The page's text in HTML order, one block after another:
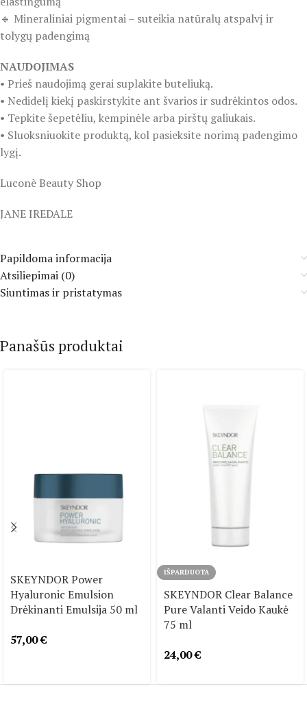
🔹 Mineraliniai pigmentai – suteikia natūralų atspalvį ir
tolygų padengimą
NAUDOJIMAS
• Prieš naudojimą gerai suplakite buteliuką.
• Nedidelį kiekį paskirstykite ant švarios ir sudrėkintos odos.
• Tepkite šepetėliu, kempinėle arba pirštų galiukais.
• Sluoksniuokite produktą, kol pasieksite norimą padengimo
lygį.
Luconè Beauty Shop
JANE IREDALE
Papildoma informacija
Atsiliepimai (0)
Siuntimas ir pristatymas
Panašūs produktai
SKEYNDOR Power
Hyaluronic Emulsion
Drėkinanti Emulsija 50 ml
57,00€
IŠPARDUOTA
SKEYNDOR Clear Balance
Pure Valanti Veido Kaukė
75 ml
24,00€